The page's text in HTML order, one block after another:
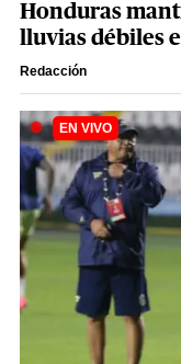
Honduras
lluvias débiles
Redacción